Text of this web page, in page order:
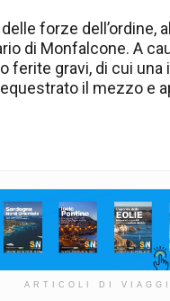
forze dell’ordine,
di Monfalcone. A
ferite gravi, di cui una
il mezzo e
ARTICOLI DI VIAGGI